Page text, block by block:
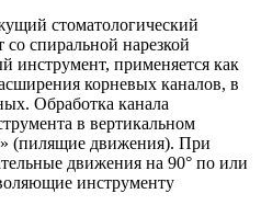
стоматологический
спиральной нарезкой
инструмент, применяется как
корневых каналов, в
Обработка канала
в вертикальном
(пилящие движения). При
движения на 90° по или
инструменту